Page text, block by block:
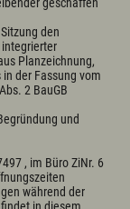
Webcams
den
Planzeichnung,
der Fassung vom
2 BauGB
und
, im Büro ZiNr. 6
während der